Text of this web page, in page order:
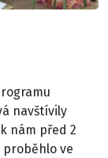
navštívily
nám před 2
proběhlo ve